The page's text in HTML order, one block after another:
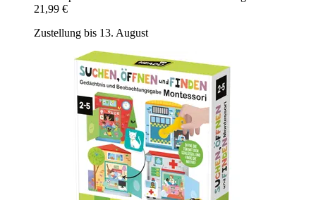
21,99 €
Zustellung bis 13. August